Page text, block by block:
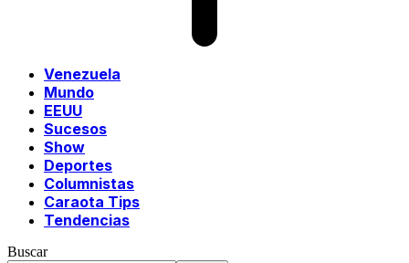
Venezuela
Mundo
EEUU
Sucesos
Show
Deportes
Columnistas
Caraota Tips
Tendencias
Buscar